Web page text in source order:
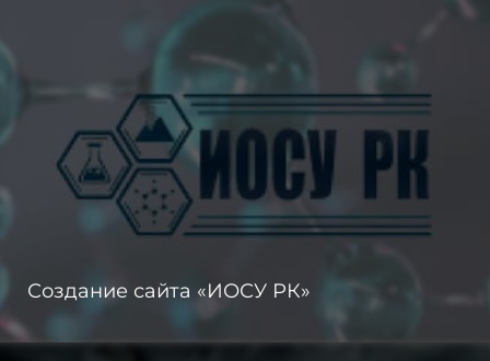
Создание сайта «ИОСУ РК»